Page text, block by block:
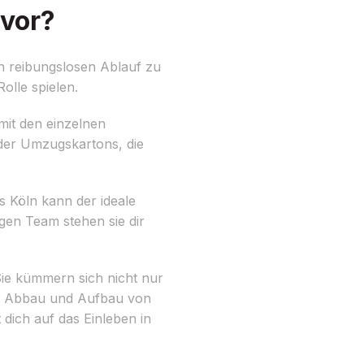
reibungslosen Ablauf zu
spielen.
den einzelnen
Umzugskartons, die
Köln kann der ideale
Team stehen sie dir
kümmern sich nicht nur
Abbau und Aufbau von
auf das Einleben in